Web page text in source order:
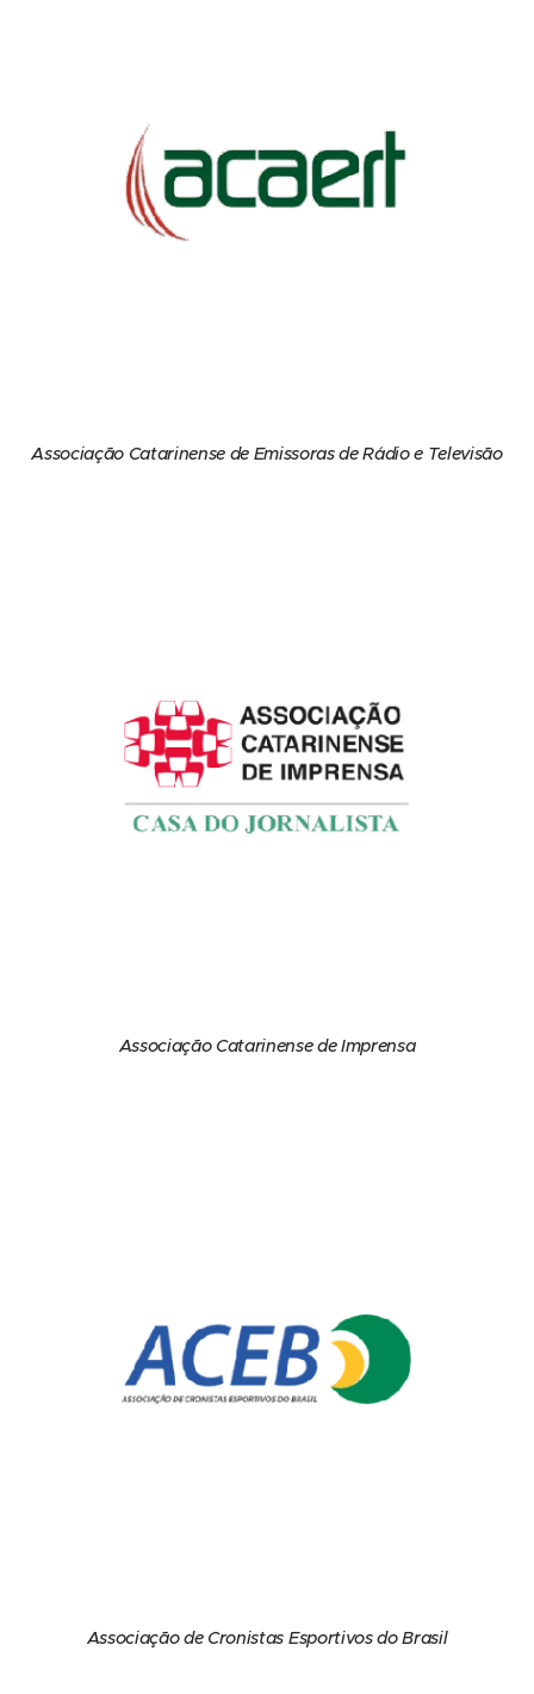
Associação Catarinense de Emissoras de Rádio e Televisão
Associação Catarinense de Imprensa
Associação de Cronistas Esportivos do Brasil